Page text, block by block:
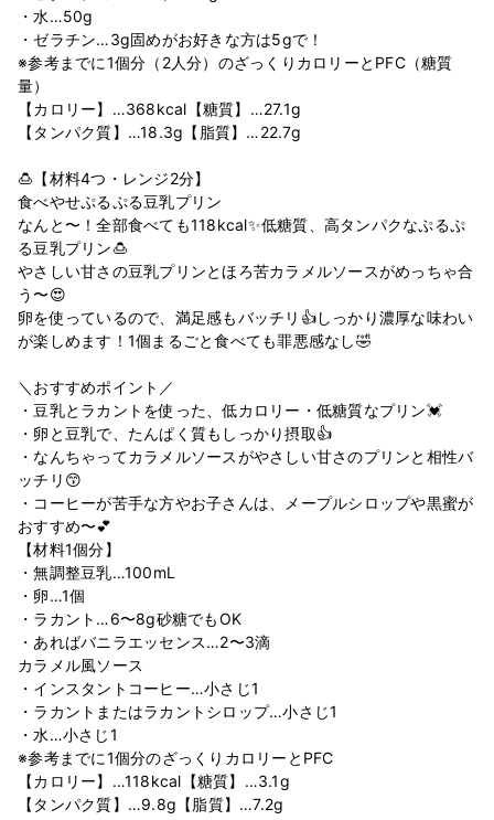
・水…50g
・ゼラチン…3g固めがお好きな方は5gで！
※参考までに1個分（2人分）のざっくりカロリーとPFC（糖質
量）
【カロリー】…368kcal【糖質】…27.1g
【タンパク質】…18.3g【脂質】…22.7g
🍮【材料4つ・レンジ2分】
食べやせぷるぷる豆乳プリン
なんと〜！全部食べても118kcal✨低糖質、高タンパクなぷるぷ
る豆乳プリン🍮
やさしい甘さの豆乳プリンとほろ苦カラメルソースがめっちゃ合
う〜😍
卵を使っているので、満足感もバッチリ👍しっかり濃厚な味わい
が楽しめます！1個まるごと食べても罪悪感なし🤣
＼おすすめポイント／
・豆乳とラカントを使った、低カロリー・低糖質なプリン💓
・卵と豆乳で、たんぱく質もしっかり摂取👍
・なんちゃってカラメルソースがやさしい甘さのプリンと相性バ
ッチリ😙
・コーヒーが苦手な方やお子さんは、メープルシロップや黒蜜が
おすすめ〜💕
【材料1個分】
・無調整豆乳…100mL
・卵…1個
・ラカント…6〜8g砂糖でもOK
・あればバニラエッセンス…2〜3滴
カラメル風ソース
・インスタントコーヒー…小さじ1
・ラカントまたはラカントシロップ…小さじ1
・水…小さじ1
※参考までに1個分のざっくりカロリーとPFC
【カロリー】…118kcal【糖質】…3.1g
【タンパク質】…9.8g【脂質】…7.2g